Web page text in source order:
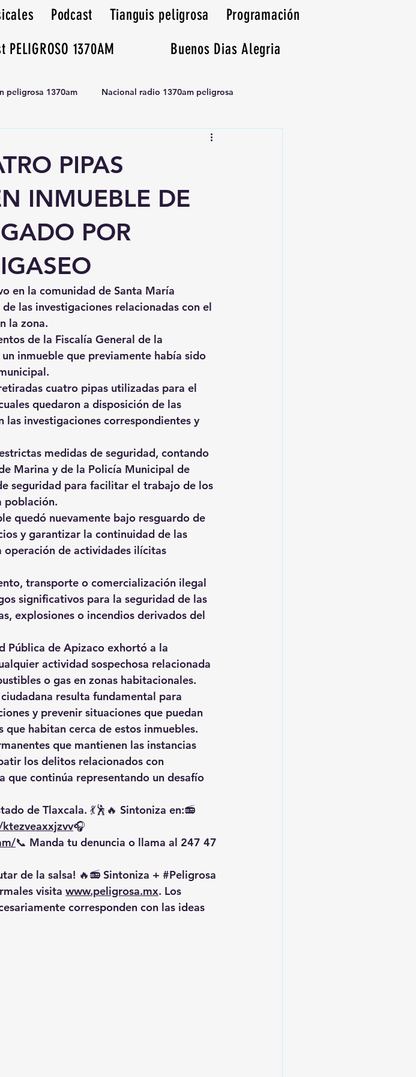
Podcast Tianguis peligrosa
Programación
PELIGROSO 1370AM Buenos Dias Alegria
peligrosa 1370am Nacional radio 1370am peligrosa
PIPAS
INMUEBLE DE
POR
en la comunidad de Santa María
las investigaciones relacionadas con el
la zona.
de la Fiscalía General de la
inmueble que previamente había sido
cuatro pipas utilizadas para el
quedaron a disposición de las
investigaciones correspondientes y
medidas de seguridad, contando
Marina y de la Policía Municipal de
seguridad para facilitar el trabajo de los
población.
quedó nuevamente bajo resguardo de
y garantizar la continuidad de las
operación de actividades ilícitas
transporte o comercialización ilegal
significativos para la seguridad de las
explosiones o incendios derivados del
Pública de Apizaco exhortó a la
actividad sospechosa relacionada
o gas en zonas habitacionales.
resulta fundamental para
y prevenir situaciones que puedan
habitan cerca de estos inmuebles.
que mantienen las instancias
los delitos relacionados con
que continúa representando un desafío
de Tlaxcala. 💃🕺🔥 Sintoniza en:📻
🎧
📞 Manda tu denuncia o llama al 247 47
de la salsa! 🔥📻 Sintoniza + #Peligrosa
visita www.peligrosa.mx. Los
corresponden con las ideas